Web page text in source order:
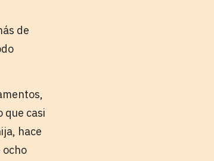
de
que casi
hace
ocho